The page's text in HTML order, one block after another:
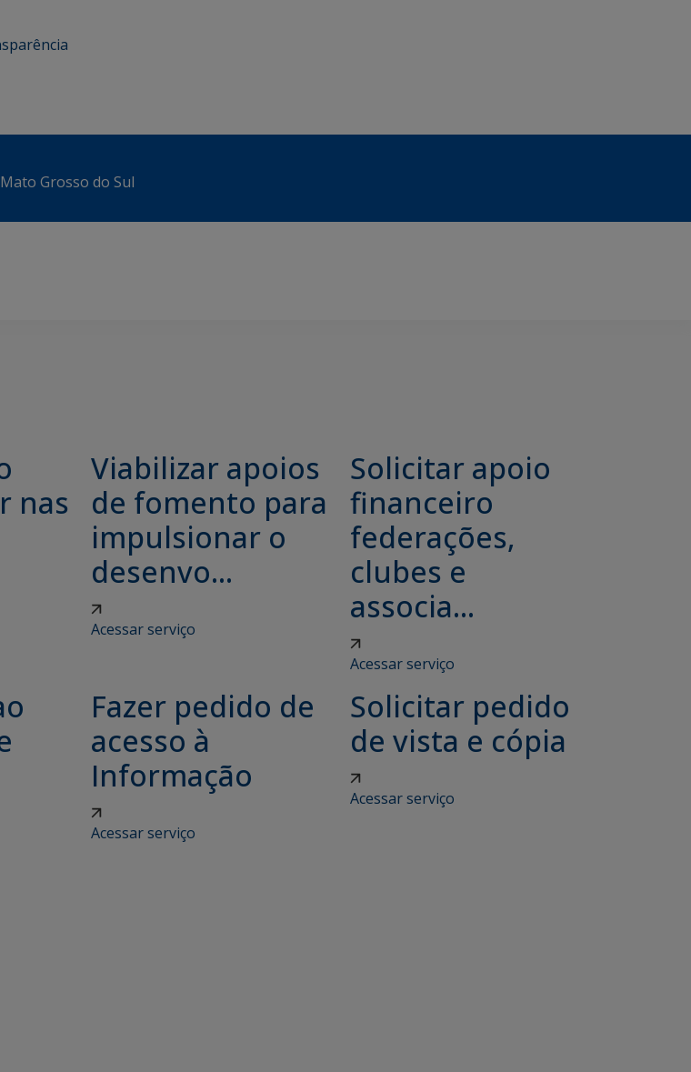
Grosso do Sul
nas
Viabilizar apoios
de fomento para
impulsionar o
desenvo...
Acessar serviço
Solicitar apoio
financeiro
federações,
clubes e
associa...
Acessar serviço
Fazer pedido de
acesso à
Informação
Acessar serviço
Solicitar pedido
de vista e cópia
Acessar serviço